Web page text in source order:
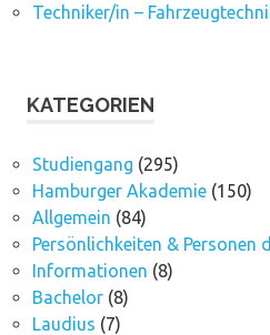
Techniker/in –
KATEGORIEN
Studiengang (295)
Hamburger Akademie(150)
Allgemein (84)
Persönlichkeiten & Personen
Informationen (8)
Bachelor(8)
Laudius (7)